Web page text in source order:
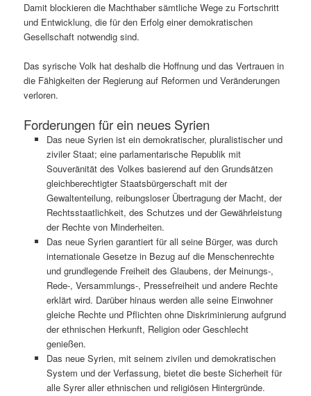
Damit blockieren die Machthaber sämtliche Wege zu Fortschritt
und Entwicklung, die für den Erfolg einer demokratischen
Gesellschaft notwendig sind.
Das syrische Volk hat deshalb die Hoffnung und das Vertrauen in
die Fähigkeiten der Regierung auf Reformen und Veränderungen
verloren.
Forderungen für ein neues Syrien
Das neue Syrien ist ein demokratischer, pluralistischer und
ziviler Staat; eine parlamentarische Republik mit
Souveränität des Volkes basierend auf den Grundsätzen
gleichberechtigter Staatsbürgerschaft mit der
Gewaltenteilung, reibungsloser Übertragung der Macht, der
Rechtsstaatlichkeit, des Schutzes und der Gewährleistung
der Rechte von Minderheiten.
Das neue Syrien garantiert für all seine Bürger, was durch
internationale Gesetze in Bezug auf die Menschenrechte
und grundlegende Freiheit des Glaubens, der Meinungs-,
Rede-, Versammlungs-, Pressefreiheit und andere Rechte
erklärt wird. Darüber hinaus werden alle seine Einwohner
gleiche Rechte und Pflichten ohne Diskriminierung aufgrund
der ethnischen Herkunft, Religion oder Geschlecht
genießen.
Das neue Syrien, mit seinem zivilen und demokratischen
System und der Verfassung, bietet die beste Sicherheit für
alle Syrer aller ethnischen und religiösen Hintergründe.